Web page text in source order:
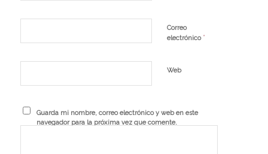
Correo
electrónico *
Web
Guarda mi nombre, correo electrónico y web en este
navegador para la próxima vez que comente.